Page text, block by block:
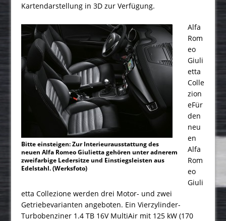
Kartendarstellung in 3D zur Verfügung.
Bitte einsteigen: Zur Interieurausstattung des
neuen Alfa Romeo Giulietta gehören unter adnerem
zweifarbige Ledersitze und Einstiegsleisten aus
Edelstahl. (Werksfoto)
Alfa
Rom
eo
Giuli
etta
Colle
zion
eFür
den
neu
en
Alfa
Rom
eo
Giuli
etta Collezione werden drei Motor- und zwei
Getriebevarianten angeboten. Ein Vierzylinder-
Turbobenziner 1.4 TB 16V MultiAir mit 125 kW (170